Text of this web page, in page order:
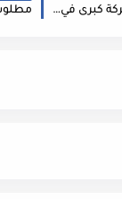
مطلوب محاسبين حديثي التخرج للعمل لدى شركة كبرى في الاردن